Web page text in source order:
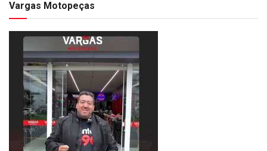
Vargas Motopeças